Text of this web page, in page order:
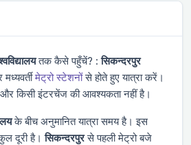
तक कैसे पहुँचें? :सिकन्दरपुर
मध्यवर्तीमेट्रो स्टेशनोंसे होते हुए यात्रा करें।
किसी इंटरचेंज की आवश्यकता नहीं है।
के बीच अनुमानित यात्रा समयहै। इस
दूरीहै।सिकन्दरपुरसे पहली मेट्रोबजे